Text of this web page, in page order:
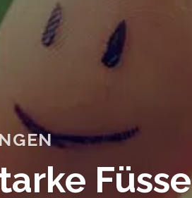
Füsse